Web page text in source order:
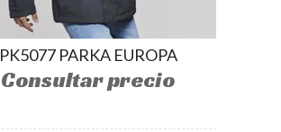
PK5077 PARKA EUROPA
Consultar precio